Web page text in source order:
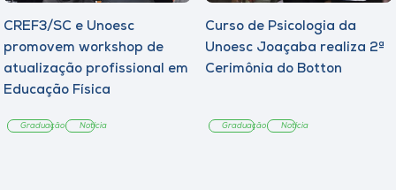
CREF3/SC e Unoesc
promovem workshop de
atualização profissional em
Educação Física
Graduação Notícia
Curso de Psicologia da
Unoesc Joaçaba realiza 2ª
Cerimônia do Botton
Graduação Notícia